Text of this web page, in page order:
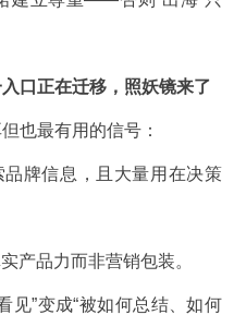
口正在迁移，照妖镜来了
也最有用的信号：
牌信息，且大量用在决策
产品力而非营销包装。
见”变成“被如何总结、如何